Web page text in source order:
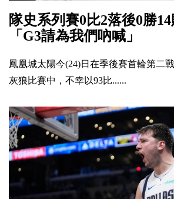
隊史系列賽0比2落後0勝
「G3請為我們吶喊」
鳳凰城太陽今(24)日在季後賽首輪第二
灰狼比賽中，不幸以93比......